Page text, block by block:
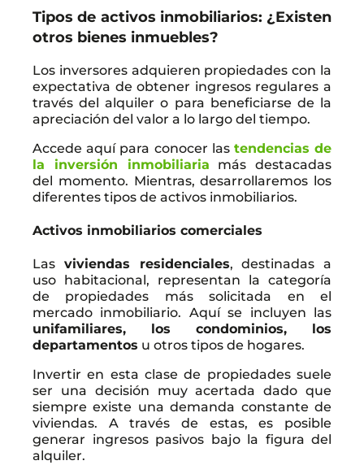
Tipos de activos inmobiliarios: ¿Existen
otros bienes inmuebles?
Los inversores adquieren propiedades con la
expectativa de obtener ingresos regulares a
través del alquiler o para beneficiarse de la
apreciación del valor a lo largo del tiempo.
Accede aquí para conocer las tendencias de
la inversión inmobiliaria más destacadas
del momento. Mientras, desarrollaremos los
diferentes tipos de activos inmobiliarios.
Activos inmobiliarios comerciales
Las viviendas residenciales, destinadas a
uso habitacional, representan la categoría
de propiedades más solicitada en el
mercado inmobiliario. Aquí se incluyen las
unifamiliares, los condominios, los
departamentos u otros tipos de hogares.
Invertir en esta clase de propiedades suele
ser una decisión muy acertada dado que
siempre existe una demanda constante de
viviendas. A través de estas, es posible
generar ingresos pasivos bajo la figura del
alquiler.